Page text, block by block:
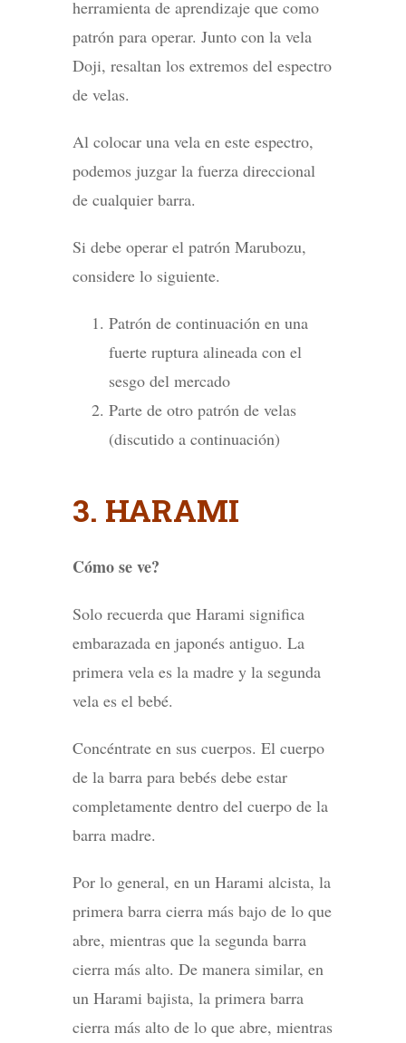
herramienta de aprendizaje que como
patrón para operar. Junto con la vela
Doji, resaltan los extremos del espectro
de velas.
Al colocar una vela en este espectro,
podemos juzgar la fuerza direccional
de cualquier barra.
Si debe operar el patrón Marubozu,
considere lo siguiente.
Patrón de continuación en una
fuerte ruptura alineada con el
sesgo del mercado
Parte de otro patrón de velas
(discutido a continuación)
3. HARAMI
Cómo se ve?
Solo recuerda que Harami significa
embarazada en japonés antiguo. La
primera vela es la madre y la segunda
vela es el bebé.
Concéntrate en sus cuerpos. El cuerpo
de la barra para bebés debe estar
completamente dentro del cuerpo de la
barra madre.
Por lo general, en un Harami alcista, la
primera barra cierra más bajo de lo que
abre, mientras que la segunda barra
cierra más alto. De manera similar, en
un Harami bajista, la primera barra
cierra más alto de lo que abre, mientras